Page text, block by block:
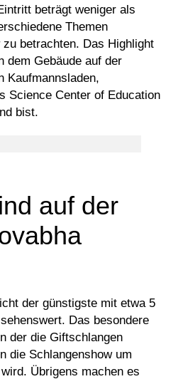
beträgt weniger als
Themen
betrachten. Das Highlight
dem Gebäude auf der
Kaufmannsladen,
Science Center of Education
bist.
auf der
der günstigste mit etwa 5
Das besondere
der die Giftschlangen
die Schlangenshow um
Übrigens machen es